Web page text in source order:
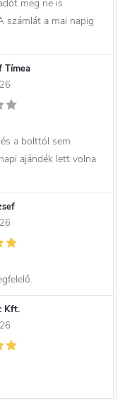
meg ne is
számlát a mai napig
Tímea
a bolttól sem
ajándék lett volna
Kft.